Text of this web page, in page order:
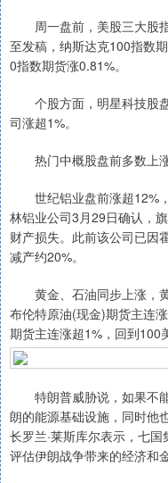
周一盘前，美股三大股
至发稿，纳斯达克100指数
0指数期货涨0.81%。
个股方面，明星科技股
司涨超1%。
热门中概股盘前多数上涨
世纪铝业盘前涨超12%，
林铝业公司3月29日确认，
财产损失。此前该公司已因
减产约20%。
黄金、石油同步上涨，黄
布伦特原油(现金)期货主连
期货主连涨超1%，回到100
特朗普威胁说，如果不
朗的能源基础设施，同时他
长罗兰·莱斯库尔表示，七
评估伊朗战争带来的经济和